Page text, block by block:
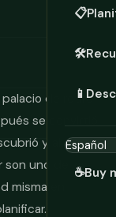
📋
🛠️
📱
☕Buy
de retiro
se convirtió
y ahora
son uno de los
misma en